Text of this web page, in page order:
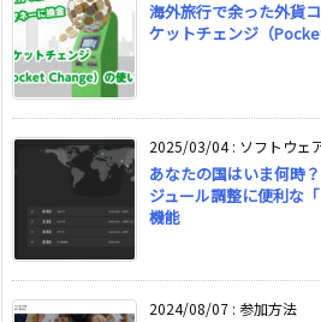
海外旅行で余った外貨
ケットチェンジ（
2025/03/04: ソフトウェ
あなたの国はいま何時
ジュール調整に便利な
機能
2024/08/07 : 参加方法